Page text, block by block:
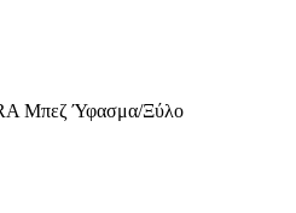
Μπεζ Ύφασμα/Ξύλο